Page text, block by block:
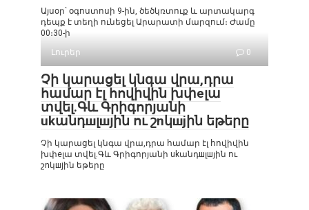
Այսօր՝ օգոստոսի 9-ին, ծեծկռտուք և արտակարգ
դեպք է տեղի ունեցել Արարատի մարզում։ Ժամը
00։30-ի
Լուրեր
0
Չի կարացել կնգա վրա,դրա
համար էլ հովիվին խփеլա
տվել.Գև Գրիգորյանի
ukանդшլшյին ու շnկшjին եթերը
Չի կարացել կնգա վրա,դրա համար էլ հովիվին
խփеլա տվել.Գև Գրիգորյանի ukանդшլшյին ու
շnկшjին եթերը